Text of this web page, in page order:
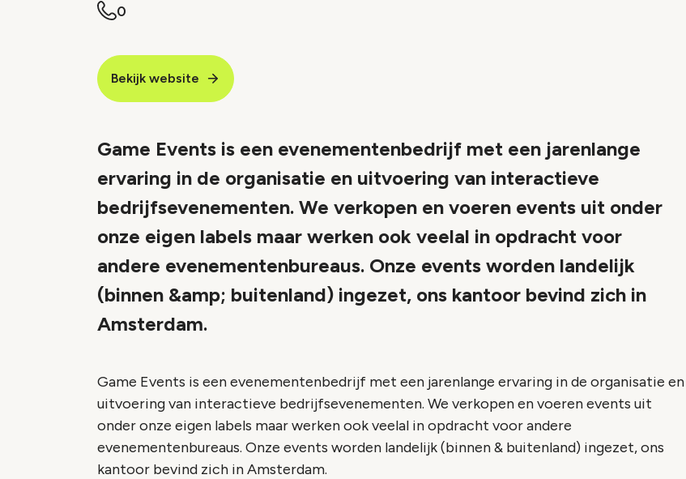
0
Bekijk website
Game Events is een evenementenbedrijf met een jarenlange
ervaring in de organisatie en uitvoering van interactieve
bedrijfsevenementen. We verkopen en voeren events uit onder
onze eigen labels maar werken ook veelal in opdracht voor
andere evenementenbureaus. Onze events worden landelijk
(binnen &amp; buitenland) ingezet, ons kantoor bevind zich in
Amsterdam.
Game Events is een evenementenbedrijf met een jarenlange ervaring in de organisatie en
uitvoering van interactieve bedrijfsevenementen. We verkopen en voeren events uit
onder onze eigen labels maar werken ook veelal in opdracht voor andere
evenementenbureaus. Onze events worden landelijk (binnen & buitenland) ingezet, ons
kantoor bevind zich in Amsterdam.